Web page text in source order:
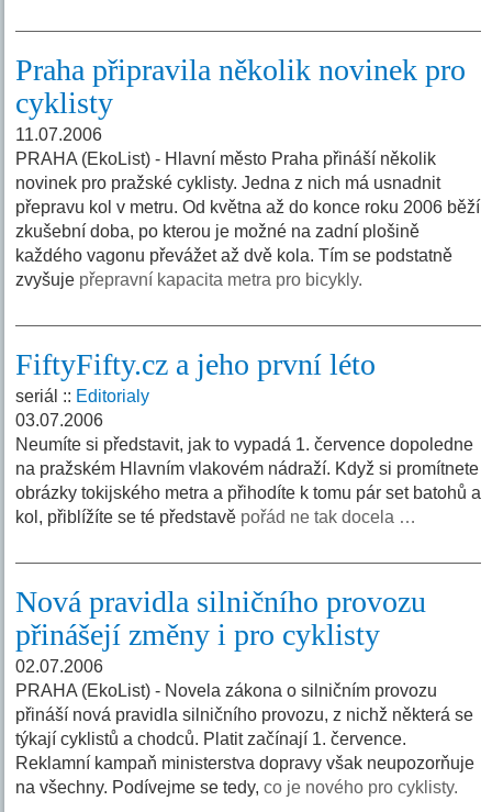
Praha připravila několik novinek pro
cyklisty
11.07.2006
PRAHA (EkoList) - Hlavní město Praha přináší několik
novinek pro pražské cyklisty. Jedna z nich má usnadnit
přepravu kol v metru. Od května až do konce roku 2006 běží
zkušební doba, po kterou je možné na zadní plošině
každého vagonu převážet až dvě kola. Tím se podstatně
zvyšuje přepravní kapacita metra pro bicykly.
FiftyFifty.cz a jeho první léto
seriál :: Editorialy
03.07.2006
Neumíte si představit, jak to vypadá 1. července dopoledne
na pražském Hlavním vlakovém nádraží. Když si promítnete
obrázky tokijského metra a přihodíte k tomu pár set batohů a
kol, přiblížíte se té představě pořád ne tak docela …
Nová pravidla silničního provozu
přinášejí změny i pro cyklisty
02.07.2006
PRAHA (EkoList) - Novela zákona o silničním provozu
přináší nová pravidla silničního provozu, z nichž některá se
týkají cyklistů a chodců. Platit začínají 1. července.
Reklamní kampaň ministerstva dopravy však neupozorňuje
na všechny. Podívejme se tedy,co je nového pro cyklisty.